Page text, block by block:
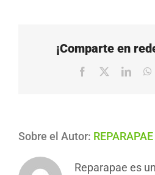
¡Comparte en
Facebook
Sobre el Autor: REPARAPAE
Reparapae es